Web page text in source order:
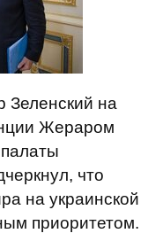
Зеленский на
Жераром
что
на украинской
приоритетом.